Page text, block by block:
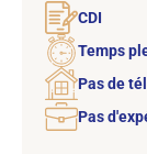
CDI
Temps
Pas de
Pas